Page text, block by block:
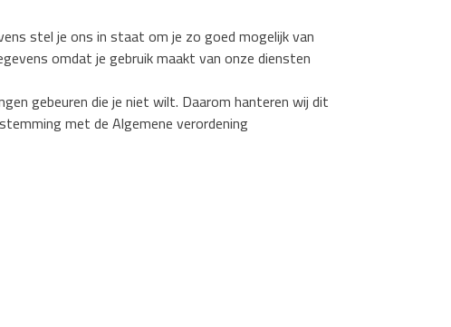
stel je ons in staat om je zo goed mogelijk van
omdat je gebruik maakt van onze diensten
gebeuren die je niet wilt. Daarom hanteren wij dit
met de Algemene verordening